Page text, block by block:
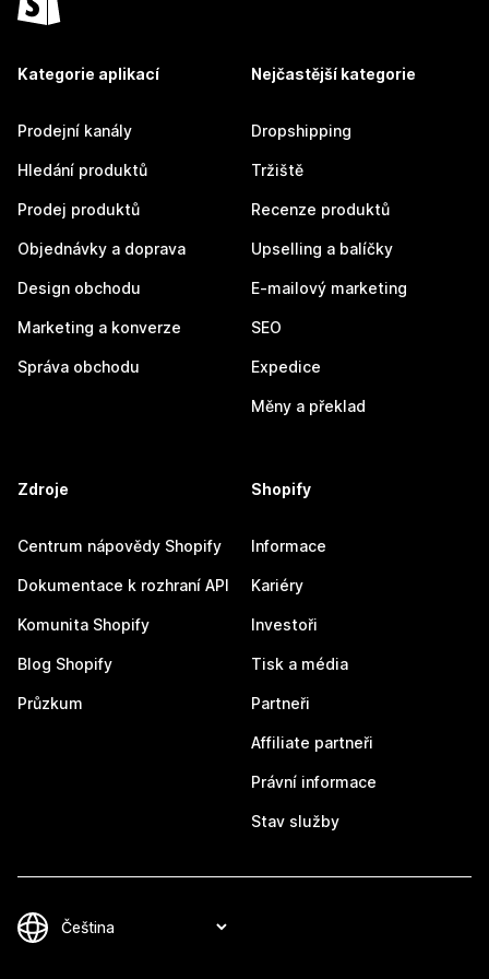
Kategorie aplikací
Prodejní kanály
Hledání produktů
Prodej produktů
Objednávky a doprava
Design obchodu
Marketing a konverze
Správa obchodu
Nejčastější kategorie
Dropshipping
Tržiště
Recenze produktů
Upselling a balíčky
E-mailový marketing
SEO
Expedice
Měny a překlad
Zdroje
Centrum nápovědy Shopify
Dokumentace k rozhraní API
Komunita Shopify
Blog Shopify
Průzkum
Shopify
Informace
Kariéry
Investoři
Tisk a média
Partneři
Affiliate partneři
Právní informace
Stav služby